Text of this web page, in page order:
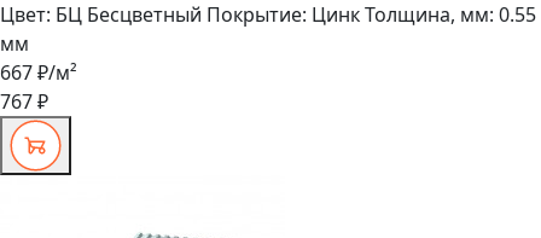
Цвет: БЦ Бесцветный Покрытие: ЦинкТолщина, мм: 0.55
мм
667 ₽/м²
767 ₽